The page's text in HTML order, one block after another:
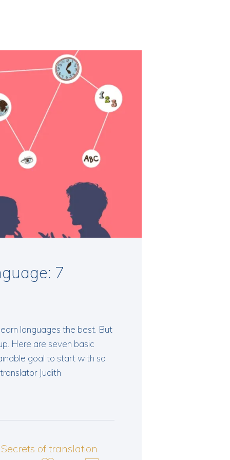
7
languages the best. But
Here are seven basic
goal to start with so
Judith
Secrets of translation